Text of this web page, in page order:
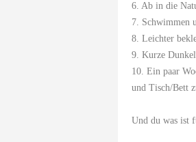
6. Ab in die
7. Schwimmen
8. Leichter
9. Kurze
10. Ein paar
und Tisch/Bett
Und du was ist